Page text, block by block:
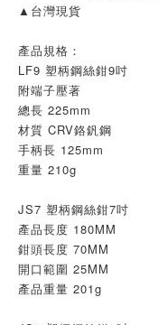
▲台灣現貨
產品規格：
LF9 塑柄鋼絲鉗9吋
附端子壓著
總長 225mm
材質 CRV鉻釩鋼
手柄長 125mm
重量 210g
JS7 塑柄鋼絲鉗7吋
產品長度 180MM
鉗頭長度 70MM
開口範圍 25MM
產品重量 201g